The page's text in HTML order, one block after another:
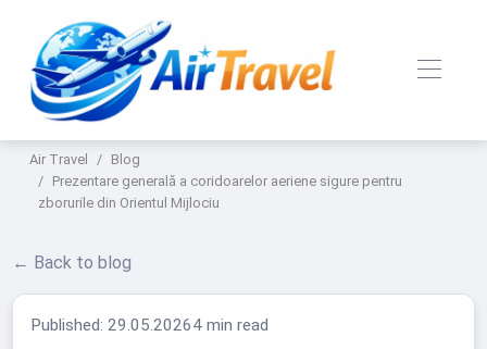
Air Travel
Blog
Prezentare generală a coridoarelor aeriene sigure pentru
zborurile din Orientul Mijlociu
← Back to blog
Published:29.05.20264 min read